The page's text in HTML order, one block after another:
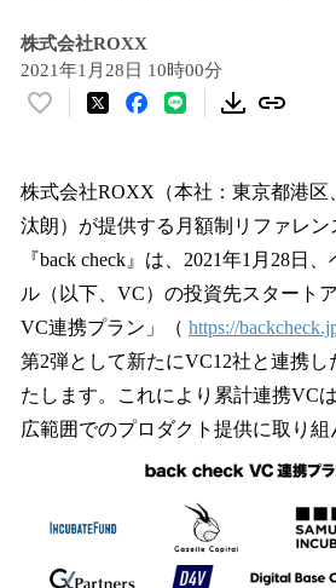
株式会社ROXX
2021年1月28日 10時00分
い
！
数
を
読
み
込
み
中
で
す
株式会社ROXX（本社：東京都港区
汰朗）が提供する月額制リファレン
『back check』は、2021年1月28日
ル（以下、VC）の投資先スタート
VC連携プラン」（ https://
第2弾として新たにVC12社と連携
たします。これにより累計連携VC
広範囲でのプロダクト提供に取り組